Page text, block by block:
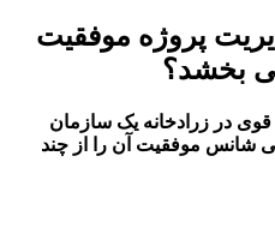
پروژه موفقیت
زرادخانه یک سازمان
موفقیت آن را از چند